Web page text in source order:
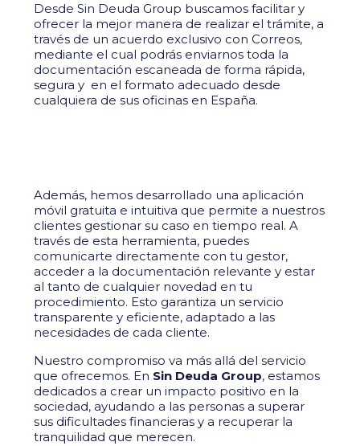
Desde Sin Deuda Group buscamos facilitar y
ofrecer la mejor manera de realizar el trámite, a
través de un acuerdo exclusivo con Correos,
mediante el cual podrás enviarnos toda la
documentación escaneada de forma rápida,
segura y en el formato adecuado desde
cualquiera de sus oficinas en España.
Además, hemos desarrollado una aplicación
móvil gratuita e intuitiva que permite a nuestros
clientes gestionar su caso en tiempo real. A
través de esta herramienta, puedes
comunicarte directamente con tu gestor,
acceder a la documentación relevante y estar
al tanto de cualquier novedad en tu
procedimiento. Esto garantiza un servicio
transparente y eficiente, adaptado a las
necesidades de cada cliente.
Nuestro compromiso va más allá del servicio
que ofrecemos. En Sin Deuda Group, estamos
dedicados a crear un impacto positivo en la
sociedad, ayudando a las personas a superar
sus dificultades financieras y a recuperar la
tranquilidad que merecen.